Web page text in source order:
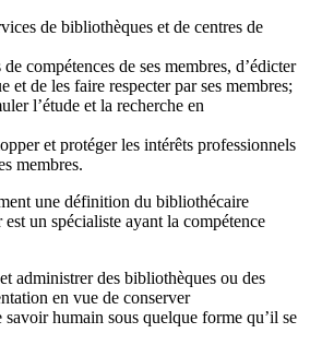
de bibliothèques et de centres de
compétences de ses membres, d’édicter
et de les faire respecter par ses membres;
l’étude et la recherche en
et protéger les intérêts professionnels
membres.
une définition du bibliothécaire
un spécialiste ayant la compétence
administrer des bibliothèques ou des
en vue de conserver
humain sous quelque forme qu’il se